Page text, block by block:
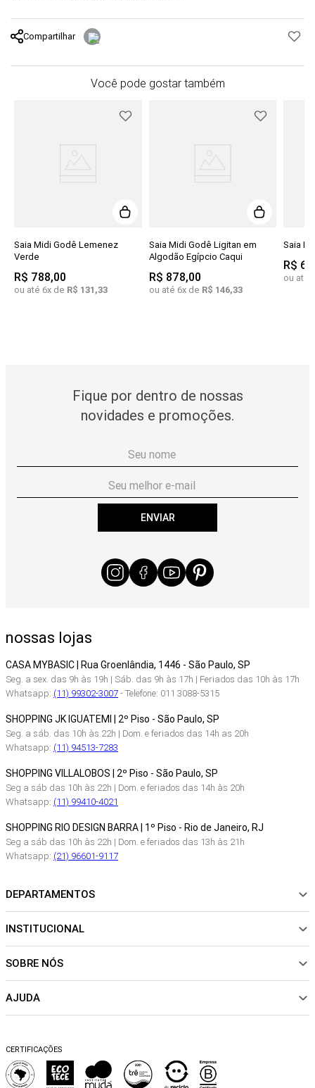
Compartilhar
Você pode gostar também
Saia Midi Godê Lemenez
Verde
R$ 788,00
ou até 6x de R$ 131,33
Saia Midi Godê Ligitan em
Algodão Egípcio Caqui
R$ 878,00
ou até 6x de R$ 146,33
Saia
R$
ou até
Fique por dentro de nossas
novidades e promoções.
ENVIAR
nossas lojas
CASA MYBASIC | Rua Groenlândia, 1446 - São Paulo, SP
Seg. a sex. das 9h às 19h | Sáb. das 9h às 17h | Feriados das 10h às 17h
Whatsapp: (11) 99302-3007- Telefone: 011 3088-5315
SHOPPING JK IGUATEMI | 2º Piso - São Paulo, SP
Seg. a sáb. das 10h às 22h | Dom. e feriados das 14h as 20h
Whatsapp: (11) 94513-7283
SHOPPING VILLALOBOS | 2º Piso - São Paulo, SP
Seg a sáb das 10h às 22h | Dom. e feriados das 14h às 20h
Whatsapp: (11) 99410-4021
SHOPPING RIO DESIGN BARRA | 1º Piso - Rio de Janeiro, RJ
Seg a sáb das 10h às 22h | Dom. e feriados das 13h às 21h
Whatsapp: (21) 96601-9117
DEPARTAMENTOS
NOVIDADES
CALÇADOS
SALE
INSTITUCIONAL
Sobre Nós
Sustentabilidade
Trocas e Devoluções
Perguntas Frequentes
Blog
SOBRE NÓS
Política de pagamento
AJUDA
Dicas de cuidados
Falar no WhatsApp
CERTIFICAÇÕES